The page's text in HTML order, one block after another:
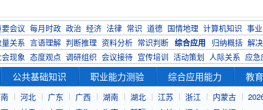
会议 每月时政 政治 经济 法律 常识 道德 国情地理 计算机知识 事
关系 言语理解 判断推理 资料分析 常识判断 综合应用 归纳概括 解
现象 态度观点 调研组织 会议接待 宣传培训 活动策划 人际关系 应急
公共基础知识 职业能力测验 综合应用能力 教
河北 广东 广西 湖南 湖北 江苏 浙江 内蒙古